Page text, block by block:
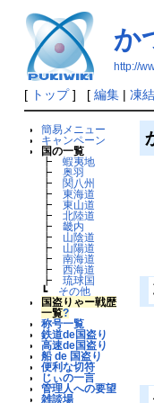
か
http://
[ トップ] [ 編集| 凍結
簡易メニュー
キャンペーン
国の一覧
┣ 蝦夷地
┣ 奥羽
┣
関八州
┣ 東海道
┣ 東山道
┣ 北陸道
┣ 畿内
┣
山陰道
┣
山陽道
┣ 南海道
┣ 西海道
┣ 琉球国
┗
その他
国盗りゃー戦歴
一覧?
称号一覧
鉄道de国盗り
高速de国盗り
船 de 国盗り
便利な切符
じぃの一言
管理人への要望
雑談場